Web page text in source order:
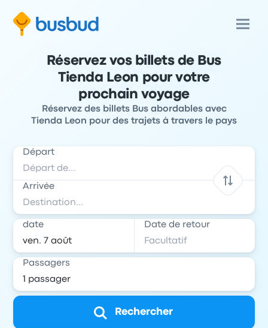
Réservez vos billets de Bus
Tienda Leon pour votre
prochain voyage
Réservez des billets Bus abordables avec
Tienda Leon pour des trajets à travers le pays
Départ
Arrivée
date Date de retour
Passagers
Rechercher